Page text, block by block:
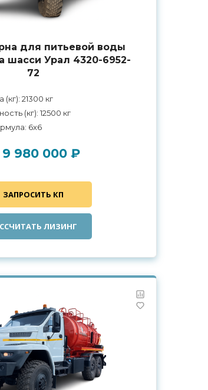
для питьевой воды
шасси Урал 4320-6952-
72
21300 кг
(кг): 12500 кг
6x6
9 980 000 ₽
ЗАПРОСИТЬ КП
ЛИЗИНГ